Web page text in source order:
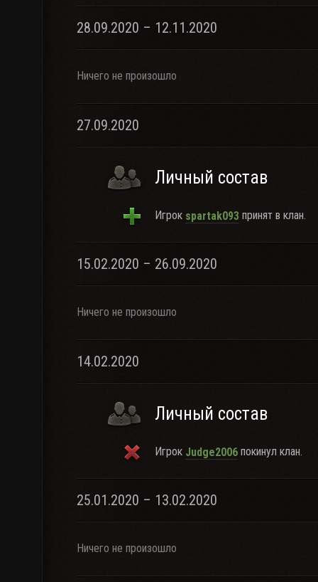
28.09.2020 – 12.11.2020
Ничего не произошло
27.09.2020
Личный состав
Игрок spartak093 принят в клан.
15.02.2020 – 26.09.2020
Ничего не произошло
14.02.2020
Личный состав
Игрок Judge2006 покинул клан.
25.01.2020 – 13.02.2020
Ничего не произошло